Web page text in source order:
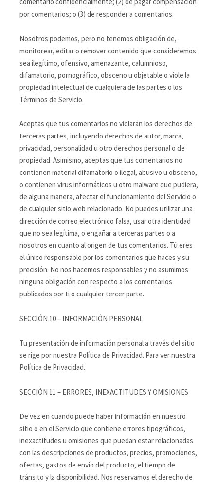
por comentarios; o (3) de responder a comentarios.
Nosotros podemos, pero no tenemos obligación de,
monitorear, editar o remover contenido que consideremos
sea ilegítimo, ofensivo, amenazante, calumnioso,
difamatorio, pornográfico, obsceno u objetable o viole la
propiedad intelectual de cualquiera de las partes o los
Términos de Servicio.
Aceptas que tus comentarios no violarán los derechos de
terceras partes, incluyendo derechos de autor, marca,
privacidad, personalidad u otro derechos personal o de
propiedad. Asimismo, aceptas que tus comentarios no
contienen material difamatorio o ilegal, abusivo u obsceno,
o contienen virus informáticos u otro malware que pudiera,
de alguna manera, afectar el funcionamiento del Servicio o
de cualquier sitio web relacionado. No puedes utilizar una
dirección de correo electrónico falsa, usar otra identidad
que no sea legítima, o engañar a terceras partes o a
nosotros en cuanto al origen de tus comentarios. Tú eres
el único responsable por los comentarios que haces y su
precisión. No nos hacemos responsables y no asumimos
ninguna obligación con respecto a los comentarios
publicados por ti o cualquier tercer parte.
SECCIÓN 10 – INFORMACIÓN PERSONAL
Tu presentación de información personal a través del sitio
se rige por nuestra Política de Privacidad. Para ver nuestra
Política de Privacidad.
SECCIÓN 11 – ERRORES, INEXACTITUDES Y OMISIONES
De vez en cuando puede haber información en nuestro
sitio o en el Servicio que contiene errores tipográficos,
inexactitudes u omisiones que puedan estar relacionadas
con las descripciones de productos, precios, promociones,
ofertas, gastos de envío del producto, el tiempo de
tránsito y la disponibilidad. Nos reservamos el derecho de